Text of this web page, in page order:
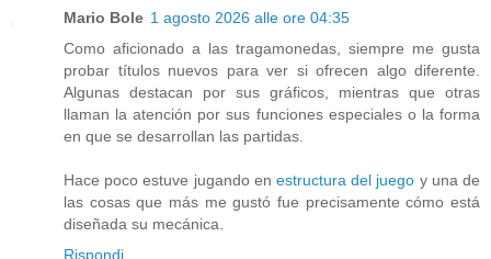
Mario Bole 1 agosto 2026 alle ore 04:35
Como aficionado a las tragamonedas, siempre me gusta
probar títulos nuevos para ver si ofrecen algo diferente.
Algunas destacan por sus gráficos, mientras que otras
llaman la atención por sus funciones especiales o la forma
en que se desarrollan las partidas.
Hace poco estuve jugando en estructura del juego y una de
las cosas que más me gustó fue precisamente cómo está
diseñada su mecánica.
Rispondi